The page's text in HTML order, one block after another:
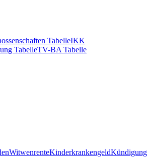
TabelleIKK
TabelleTV-BA Tabelle
WitwenrenteKinderkrankengeld